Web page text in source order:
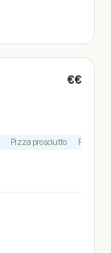
€€
Pizza prosciutto Pizza